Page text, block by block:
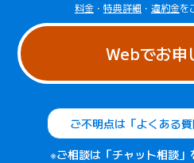
料金 ・ 特典詳細 ・ 違約金を
Webでお申
ご不明点は「よくある
※ご相談は「チャット相談」